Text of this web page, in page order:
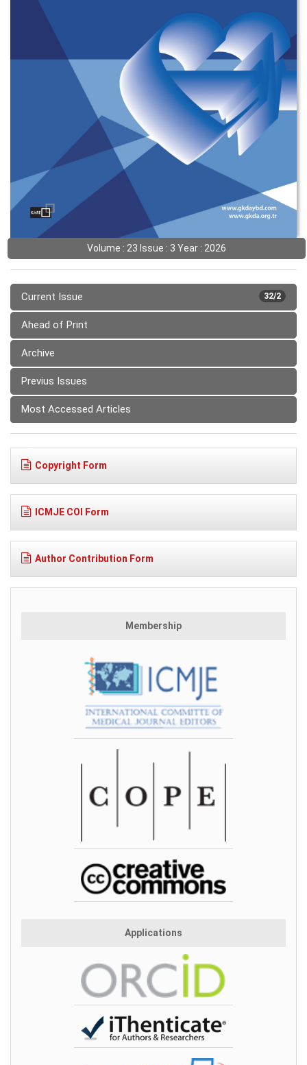
Volume : 23 Issue : 3 Year : 2026
32/2
Current Issue
Ahead of Print
Archive
Previus Issues
Most Accessed Articles
Copyright Form
ICMJE COI Form
Author Contribution Form
Membership
Applications